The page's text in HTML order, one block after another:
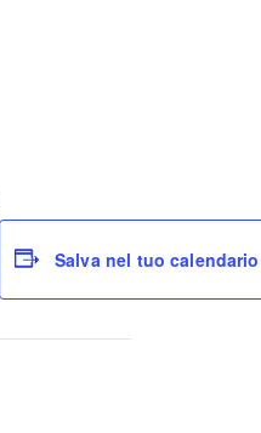
Salva nel tuo calendario